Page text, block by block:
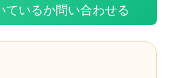
ているか問い合わせる